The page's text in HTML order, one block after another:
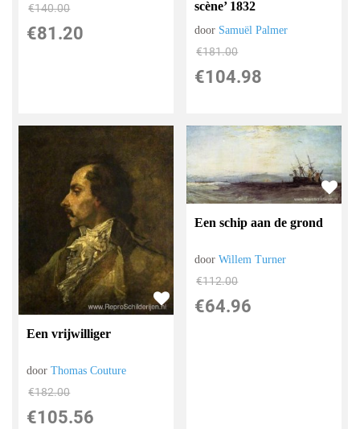
€140.00
€81.20
scène’ 1832
door Samuël Palmer
€181.00
€104.98
Een vrijwilliger
doorThomas Couture
€182.00
€105.56
Een schip aan de grond
doorWillem Turner
€112.00
€64.96